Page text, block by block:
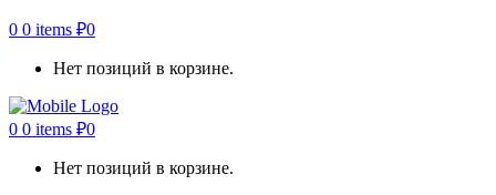
0 0 items ₽0
Нет позиций в корзине.
0 0 items ₽0
Нет позиций в корзине.